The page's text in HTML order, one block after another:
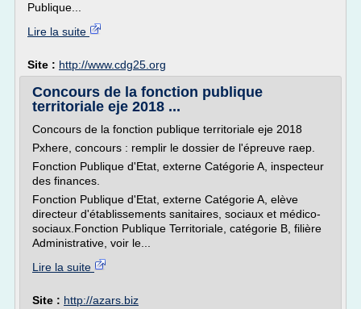
Publique...
Lire la suite
Site : http://www.cdg25.org
Concours de la fonction publique
territoriale eje 2018 ...
Concours de la fonction publique territoriale eje 2018
Pxhere, concours : remplir le dossier de l'épreuve raep.
Fonction Publique d'Etat, externe Catégorie A, inspecteur
des finances.
Fonction Publique d'Etat, externe Catégorie A, elève
directeur d'établissements sanitaires, sociaux et médico-
sociaux.Fonction Publique Territoriale, catégorie B, filière
Administrative, voir le...
Lire la suite
Site : http://azars.biz